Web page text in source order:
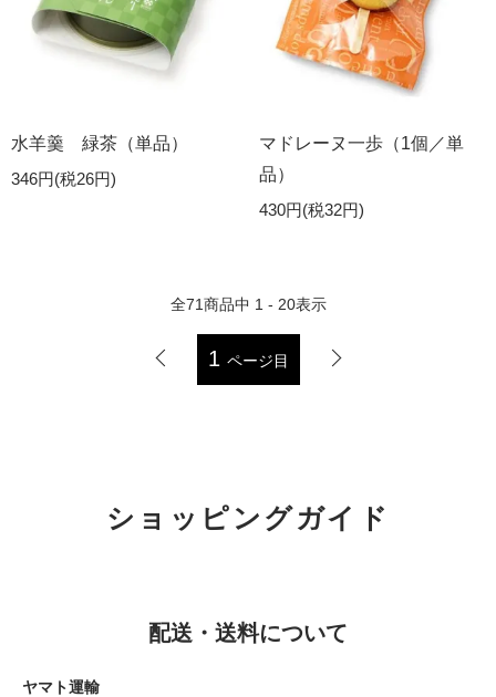
水羊羹 緑茶（単品）
346円(税26円)
マドレーヌ一歩（1個／単
品）
430円(税32円)
全71商品中 1 - 20表示
1 ページ目
ショッピングガイド
配送・送料について
ヤマト運輸